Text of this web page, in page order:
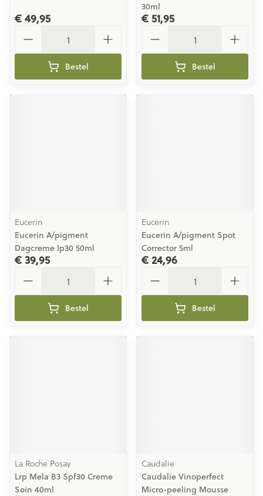
€ 49,95
Bestel
30ml
€ 51,95
Bestel
Eucerin
Eucerin A/pigment
Dagcreme Ip30 50ml
€ 39,95
Bestel
Eucerin
Eucerin A/pigment Spot
Corrector 5ml
€ 24,96
Bestel
La Roche Posay
Lrp Mela B3 Spf30 Creme
Soin 40ml
Caudalie
Caudalie Vinoperfect
Micro-peeling Mousse